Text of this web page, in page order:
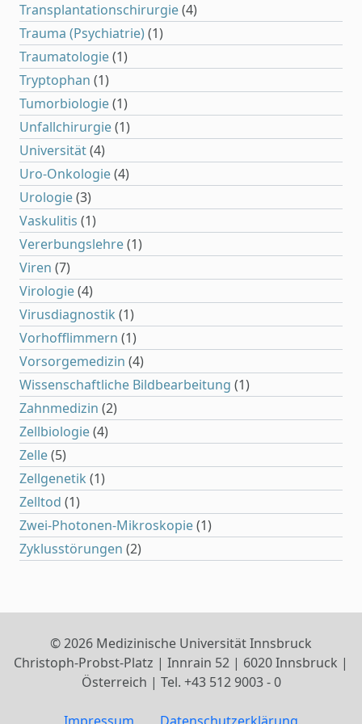
Transplantationschirurgie(4)
Trauma (Psychiatrie)(1)
Traumatologie(1)
Tryptophan (1)
Tumorbiologie(1)
Unfallchirurgie(1)
Universität(4)
Uro-Onkologie(4)
Urologie(3)
Vaskulitis (1)
Vererbungslehre(1)
Viren (7)
Virologie(4)
Virusdiagnostik (1)
Vorhofflimmern (1)
Vorsorgemedizin (4)
Wissenschaftliche Bildbearbeitung (1)
Zahnmedizin (2)
Zellbiologie(4)
Zelle(5)
Zellgenetik (1)
Zelltod (1)
Zwei-Photonen-Mikroskopie(1)
Zyklusstörungen (2)
© 2026 Medizinische Universität Innsbruck
Christoph-Probst-Platz | Innrain 52 | 6020 Innsbruck |
Österreich | Tel. +43 512 9003 - 0